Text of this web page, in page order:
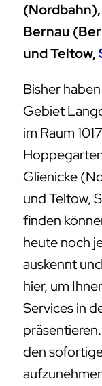
Bernau
und Teltow,
Bisher
Gebiet
im Raum
Glienicke
und Teltow,
finden
heute noch
auskennt
hier, um
Services in
den